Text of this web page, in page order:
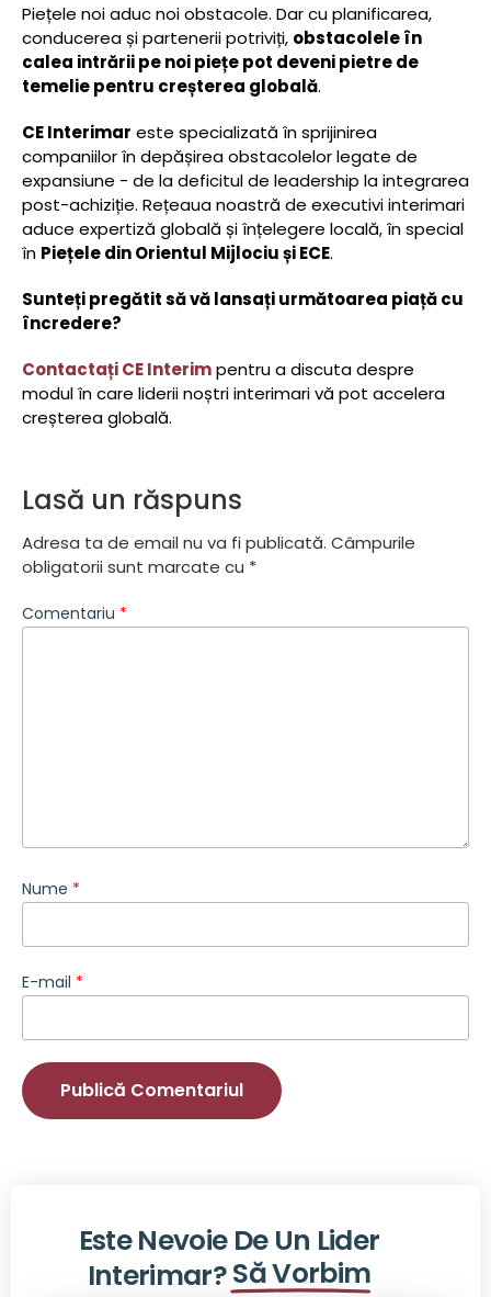
Piețele noi aduc noi obstacole. Dar cu planificarea,
conducerea și partenerii potriviți, obstacolele în
calea intrării pe noi piețe pot deveni pietre de
temelie pentru creșterea globală.
CE Interimar este specializată în sprijinirea
companiilor în depășirea obstacolelor legate de
expansiune - de la deficitul de leadership la integrarea
post-achiziție. Rețeaua noastră de executivi interimari
aduce expertiză globală și înțelegere locală, în special
în Piețele din Orientul Mijlociu și ECE.
Sunteți pregătit să vă lansați următoarea piață cu
încredere?
Contactați CE Interimpentru a discuta despre
modul în care liderii noștri interimari vă pot accelera
creșterea globală.
Lasă un răspuns
Adresa ta de email nu va fi publicată. Câmpurile
obligatorii sunt marcate cu *
Comentariu *
Nume *
E-mail *
Este Nevoie De Un Lider
Interimar?Să Vorbim